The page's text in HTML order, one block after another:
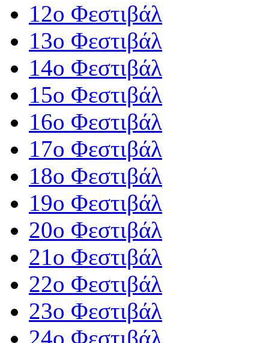
12o Φεστιβάλ
13ο Φεστιβάλ
14ο Φεστιβάλ
15ο Φεστιβάλ
16ο Φεστιβάλ
17ο Φεστιβάλ
18ο Φεστιβάλ
19ο Φεστιβάλ
20ο Φεστιβάλ
21ο Φεστιβάλ
22ο Φεστιβάλ
23ο Φεστιβάλ